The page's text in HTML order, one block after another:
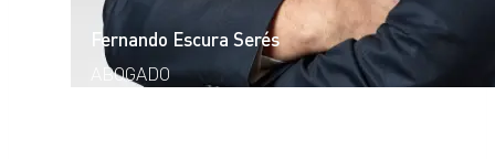
Fernando Escura Serés
ABOGADO